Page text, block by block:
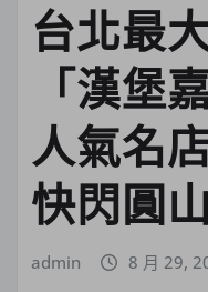
台北最
「漢堡
人氣名
快閃圓
admin 8 月 29,